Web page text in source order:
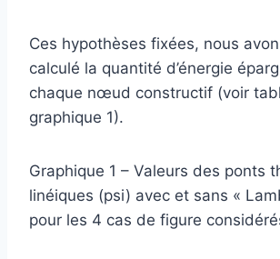
Ces hypothèses fixées, nous
calculé la quantité d’énergie
chaque nœud constructif (voir
graphique 1).
Graphique 1 – Valeurs des ponts
linéiques (psi) avec et sans «
pour les 4 cas de figure